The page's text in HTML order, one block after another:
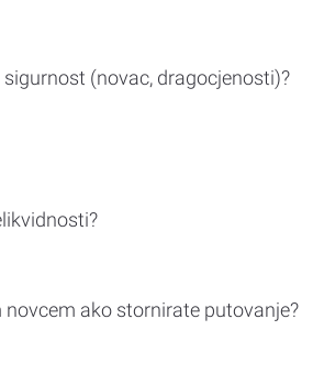
(novac, dragocjenosti)?
ako stornirate putovanje?